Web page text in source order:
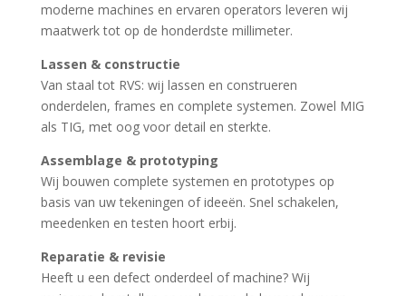
moderne machines en ervaren operators leveren wij
maatwerk tot op de honderdste millimeter.
Lassen & constructie
Van staal tot RVS: wij lassen en construeren
onderdelen, frames en complete systemen. Zowel MIG
als TIG, met oog voor detail en sterkte.
Assemblage & prototyping
Wij bouwen complete systemen en prototypes op
basis van uw tekeningen of ideeën. Snel schakelen,
meedenken en testen hoort erbij.
Reparatie & revisie
Heeft u een defect onderdeel of machine? Wij